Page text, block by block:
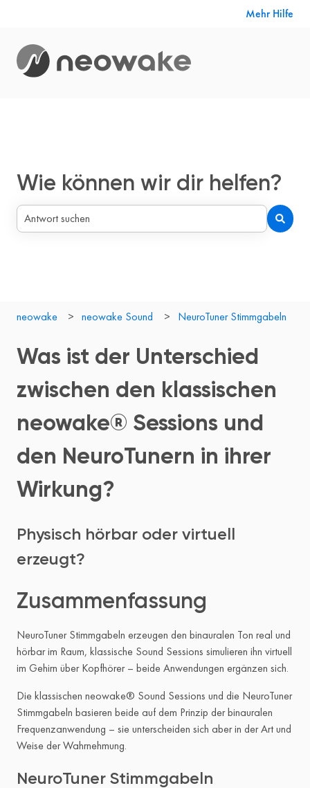
Mehr Hilfe
Wie können wir dir helfen?
neowake neowake Sound NeuroTuner Stimmgabeln
Was ist der Unterschied
zwischen den klassischen
neowake® Sessions und
den NeuroTunern in ihrer
Wirkung?
Physisch hörbar oder virtuell
erzeugt?
Zusammenfassung
NeuroTuner Stimmgabeln erzeugen den binauralen Ton real und
hörbar im Raum, klassische Sound Sessions simulieren ihn virtuell
im Gehirn über Kopfhörer – beide Anwendungen ergänzen sich.
Die klassischen neowake® Sound Sessions und die NeuroTuner
Stimmgabeln basieren beide auf dem Prinzip der binauralen
Frequenzanwendung – sie unterscheiden sich aber in der Art und
Weise der Wahrnehmung.
NeuroTuner Stimmgabeln